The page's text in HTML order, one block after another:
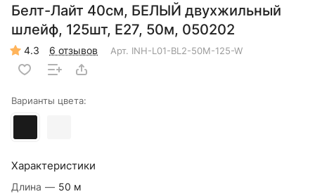
Белт-Лайт 40см, БЕЛЫЙ двухжильный
шлейф, 125шт, E27, 50м, 050202
4.3 6 отзывов Арт. INH-L01-BL2-50M-125-W
Варианты цвета:
Характеристики
Длина — 50 м